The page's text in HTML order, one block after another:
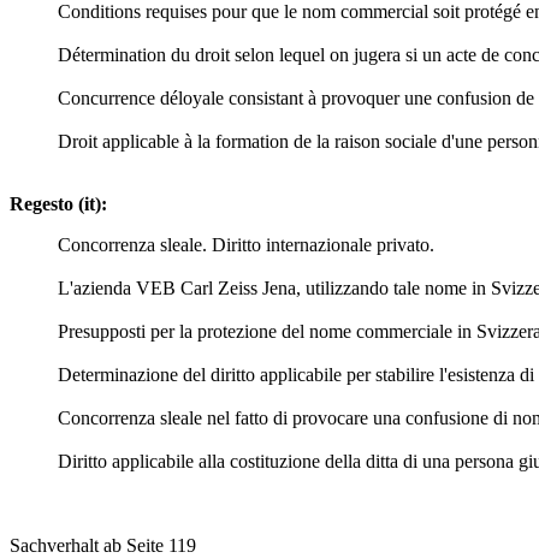
Conditions requises pour que le nom commercial soit protégé
Détermination du droit selon lequel on jugera si un acte de
Concurrence déloyale consistant à provoquer une confusion
Droit applicable à la formation de la raison sociale d'une
Regesto (it):
Concorrenza sleale. Diritto internazionale privato.
L'azienda VEB Carl Zeiss Jena, utilizzando tale nome in
Presupposti per la protezione del nome commerciale in
Determinazione del diritto applicabile per stabilire l'esistenza
Concorrenza sleale nel fatto di provocare una confusione di
Diritto applicabile alla costituzione della ditta di una persona
Sachverhalt ab Seite 119